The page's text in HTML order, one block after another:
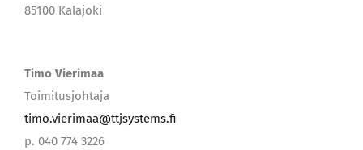
85100 Kalajoki
Timo Vierimaa
Toimitusjohtaja
timo.vierimaa@ttjsystems.fi
p. 040 774 3226